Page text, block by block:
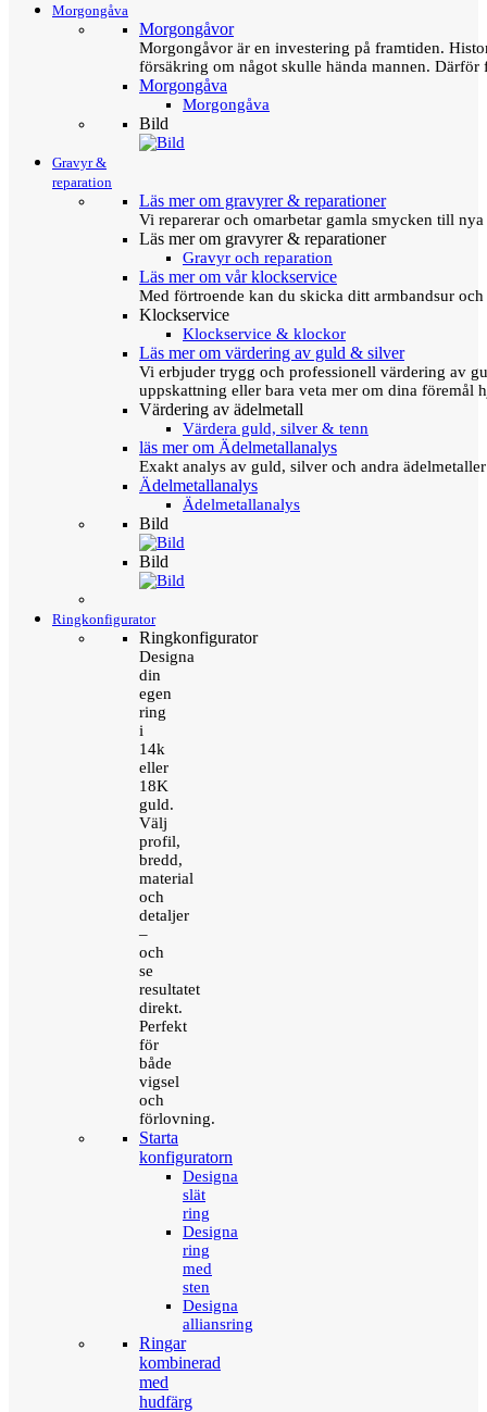
Morgongåva
Morgongåvor
Morgongåvor är en investering på framtiden.
försäkring om något skulle hända mannen.
Morgongåva
Morgongåva
Bild
Gravyr &
reparation
Läs mer om gravyrer & reparationer
Vi reparerar och omarbetar gamla smycken till
Läs mer om gravyrer & reparationer
Gravyr och reparation
Läs mer om vår klockservice
Med förtroende kan du skicka ditt armbandsur
Klockservice
Klockservice & klockor
Läs mer om värdering av guld & silver
Vi erbjuder trygg och professionell värdering av
uppskattning eller bara veta mer om dina föremål
Värdering av ädelmetall
Värdera guld, silver & tenn
läs mer om Ädelmetallanalys
Exakt analys av guld, silver och andra
Ädelmetallanalys
Ädelmetallanalys
Bild
Bild
Ringkonfigurator
Ringkonfigurator
Designa
din
egen
ring
i
14k
eller
18K
guld.
Välj
profil,
bredd,
material
och
detaljer
–
och
se
resultatet
direkt.
Perfekt
för
både
vigsel
och
förlovning.
Starta
konfiguratorn
Designa
slät
ring
Designa
ring
med
sten
Designa
alliansring
Ringar
kombinerad
med
hudfärg